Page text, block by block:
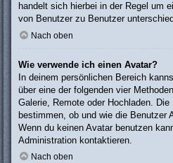
handelt sich hierbei in der Regel um
von Benutzer zu Benutzer
Nach oben
Wie verwende ich einen Avatar?
In deinem persönlichen Bereich
über eine der folgenden vier
Galerie, Remote oder Hochladen.
bestimmen, ob und wie die Benutzer
Wenn du keinen Avatar benutzen
Administration kontaktieren.
Nach oben